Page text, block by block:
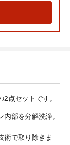
点セットです。
内部を分解洗浄。
術で取り除きま